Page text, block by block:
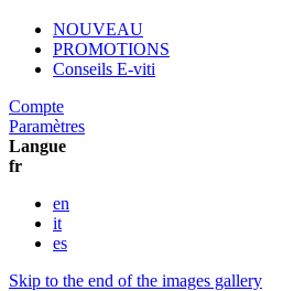
NOUVEAU
PROMOTIONS
Conseils E-viti
Compte
Paramètres
Langue
fr
en
it
es
Skip to the end of the images gallery